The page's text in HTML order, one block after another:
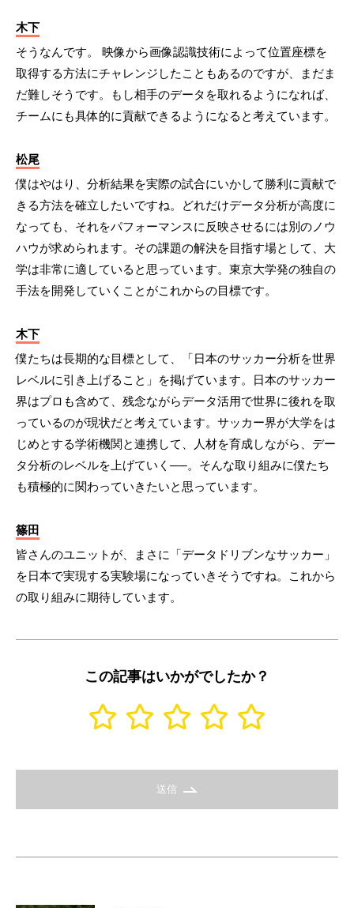
木下
そうなんです。 映像から画像認識技術によって位置座標を
取得する方法にチャレンジしたこともあるのですが、まだま
だ難しそうです。もし相手のデータを取れるようになれば、
チームにも具体的に貢献できるようになると考えています。
松尾
僕はやはり、分析結果を実際の試合にいかして勝利に貢献で
きる方法を確立したいですね。どれだけデータ分析が高度に
なっても、それをパフォーマンスに反映させるには別のノウ
ハウが求められます。その課題の解決を目指す場として、大
学は非常に適していると思っています。東京大学発の独自の
手法を開発していくことがこれからの目標です。
木下
僕たちは長期的な目標として、「日本のサッカー分析を世界
レベルに引き上げること」を掲げています。日本のサッカー
界はプロも含めて、残念ながらデータ活用で世界に後れを取
っているのが現状だと考えています。サッカー界が大学をは
じめとする学術機関と連携して、人材を育成しながら、デー
タ分析のレベルを上げていく──。そんな取り組みに僕たち
も積極的に関わっていきたいと思っています。
篠田
皆さんのユニットが、まさに「データドリブンなサッカー」
を日本で実現する実験場になっていきそうですね。これから
の取り組みに期待しています。
この記事はいかがでしたか？
送信